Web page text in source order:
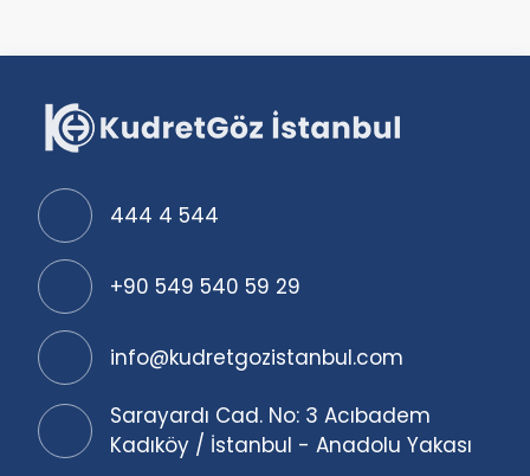
444 4 544
+90 549 540 59 29
info@kudretgozistanbul.com
Sarayardı Cad. No: 3 Acıbadem
Kadıköy / İstanbul - Anadolu Yakası